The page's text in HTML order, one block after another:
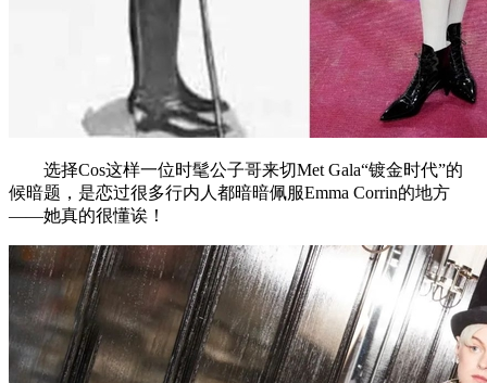
选择Cos这样一位时髦公子哥来切Met Gala“镀金时代”的
候暗题，是恋过很多行内人都暗暗佩服Emma Corrin的地方
——她真的很懂诶！